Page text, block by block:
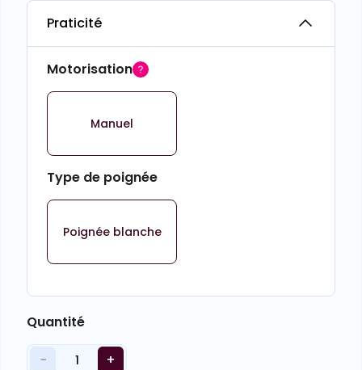
Praticité
Motorisation
Manuel
Type de poignée
Poignée blanche
Quantité
− 1 +